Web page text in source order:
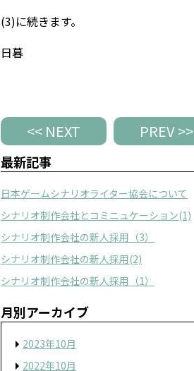
(3)に続きます。
日暮
<< NEXT PREV >>
最新記事
日本ゲームシナリオライター協会について
シナリオ制作会社とコミニュケーション(1)
シナリオ制作会社の新人採用（3）
シナリオ制作会社の新人採用(2)
シナリオ制作会社の新人採用（1）
月別アーカイブ
2023年10月
2022年10月